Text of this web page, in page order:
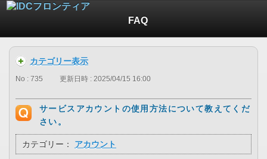
FAQ
カテゴリー表示
No : 735 更新日時 : 2025/04/15 16:00
サービスアカウントの使用方法について教えてくだ
さい。
カテゴリー： アカウント